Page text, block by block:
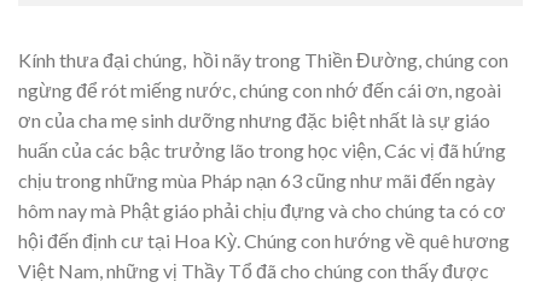
Kính thưa đại chúng, hồi nãy trong Thiền Đường, chúng con
ngừng để rót miếng nước, chúng con nhớ đến cái ơn, ngoài
ơn của cha mẹ sinh dưỡng nhưng đặc biệt nhất là sự giáo
huấn của các bậc trưởng lão trong học viện, Các vị đã hứng
chịu trong những mùa Pháp nạn 63 cũng như mãi đến ngày
hôm nay mà Phật giáo phải chịu đựng và cho chúng ta có cơ
hội đến định cư tại Hoa Kỳ. Chúng con hướng về quê hương
Việt Nam, những vị Thầy Tổ đã cho chúng con thấy được